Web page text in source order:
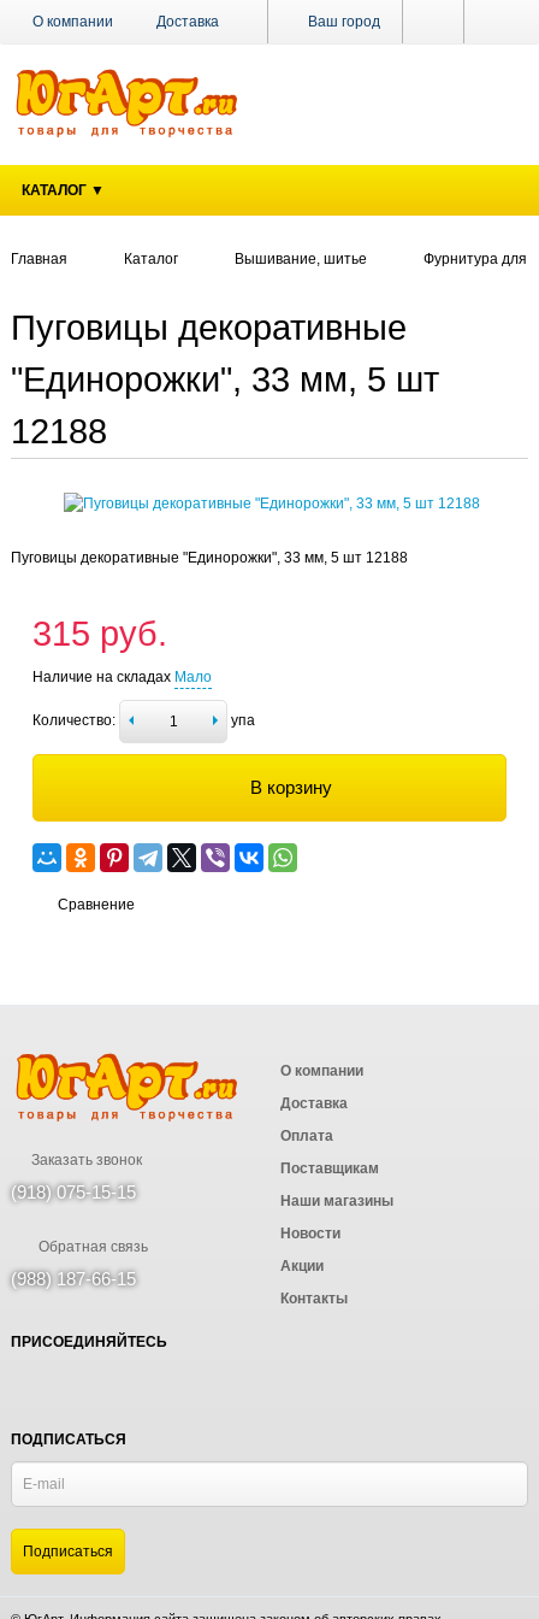
Ваш город
О компании Доставка
Наши магазины Новости
КАТАЛОГ ▼
Главная Каталог Вышивание, шитье Фурнитура для
Пуговицы декоративные
"Единорожки", 33 мм, 5 шт
12188
Пуговицы декоративные "Единорожки", 33 мм, 5 шт 12188
315 руб.
Наличие на складах Мало
Количество: упа
В корзину
Сравнение
Заказать звонок
(918) 075-15-15
Обратная связь
(988) 187-66-15
О компании
Доставка
Оплата
Поставщикам
Наши магазины
Новости
Акции
Контакты
ПРИСОЕДИНЯЙТЕСЬ
ПОДПИСАТЬСЯ